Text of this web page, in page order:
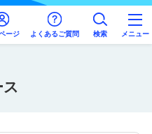
ージ よくあるご質問 検索 メニュー